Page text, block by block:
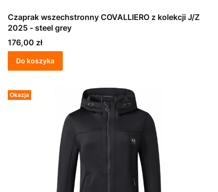
Czaprak wszechstronny COVALLIERO z kolekcji J/Z
2025 - steel grey
Cena
176,00 zł
Do koszyka
Okazja